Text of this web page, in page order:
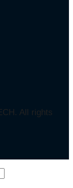
All rights